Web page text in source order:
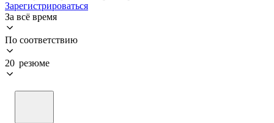
Зарегистрироваться
За всё время
По соответствию
20 резюме